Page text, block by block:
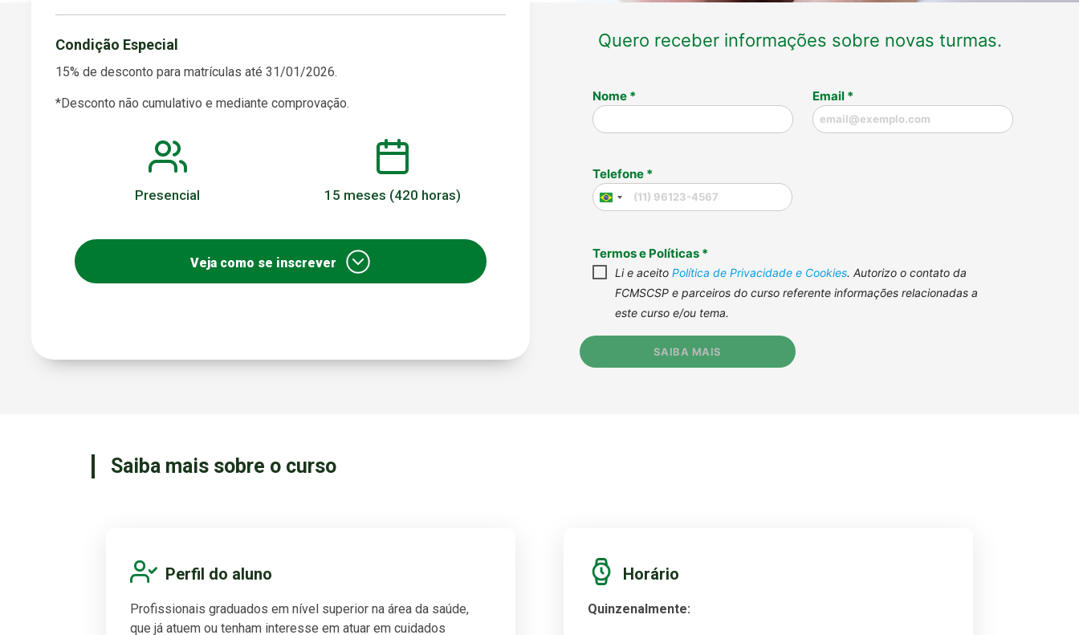
Condição Especial
15% de desconto para matrículas até 31/01/2026.
*Desconto não cumulativo e mediante comprovação.
Presencial 15 meses (420 horas)
Veja como se inscrever
Saiba mais sobre o curso
Perfil do aluno
Profissionais graduados em nível superior na área da saúde,
que já atuem ou tenham interesse em atuar em cuidados
Horário
Quinzenalmente: